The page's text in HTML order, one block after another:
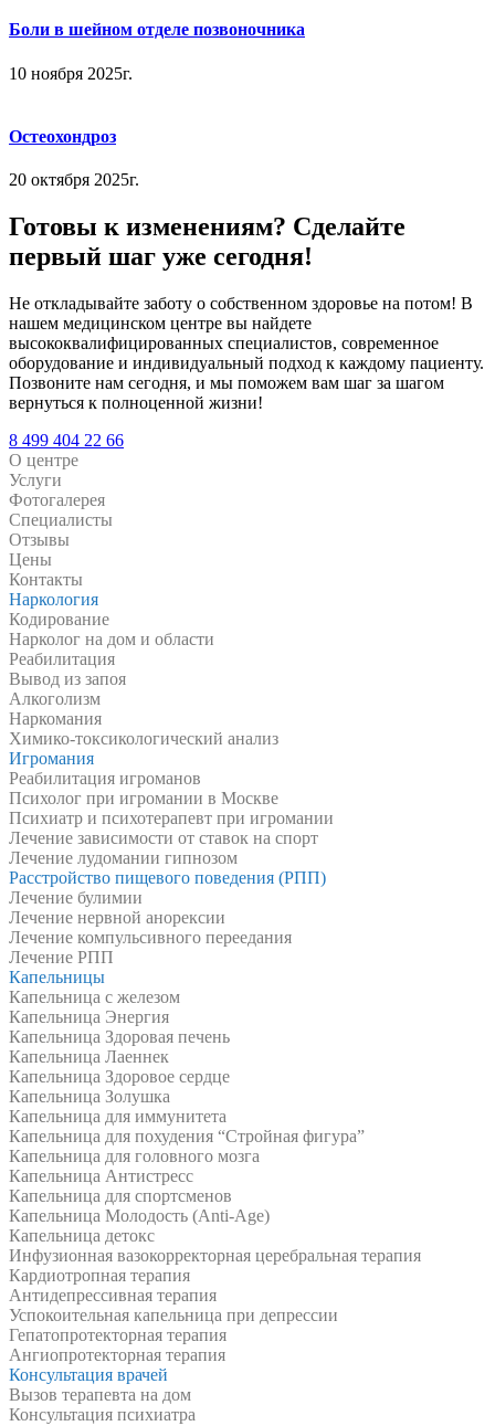
Боли в шейном отделе позвоночника
10 ноября 2025г.
Остеохондроз
20 октября 2025г.
Готовы к изменениям? Сделайте
первый шаг уже сегодня!
Не откладывайте заботу о собственном здоровье на потом! В
нашем медицинском центре вы найдете
высококвалифицированных специалистов, современное
оборудование и индивидуальный подход к каждому пациенту.
Позвоните нам сегодня, и мы поможем вам шаг за шагом
вернуться к полноценной жизни!
8 499 404 22 66
О центре
Услуги
Фотогалерея
Специалисты
Отзывы
Цены
Контакты
Наркология
Кодирование
Нарколог на дом и области
Реабилитация
Вывод из запоя
Алкоголизм
Наркомания
Химико-токсикологический анализ
Игромания
Реабилитация игроманов
Психолог при игромании в Москве
Психиатр и психотерапевт при игромании
Лечение зависимости от ставок на спорт
Лечение лудомании гипнозом
Расстройство пищевого поведения (РПП)
Лечение булимии
Лечение нервной анорексии
Лечение компульсивного переедания
Лечение РПП
Капельницы
Капельница с железом
Капельница Энергия
Капельница Здоровая печень
Капельница Лаеннек
Капельница Здоровое сердце
Капельница Золушка
Капельница для иммунитета
Капельница для похудения “Стройная фигура”
Капельница для головного мозга
Капельница Антистресс
Капельница для спортсменов
Капельница Молодость (Anti-Age)
Капельница детокс
Инфузионная вазокорректорная церебральная терапия
Кардиотропная терапия
Антидепрессивная терапия
Успокоительная капельница при депрессии
Гепатопротекторная терапия
Ангиопротекторная терапия
Консультация врачей
Вызов терапевта на дом
Консультация психиатра